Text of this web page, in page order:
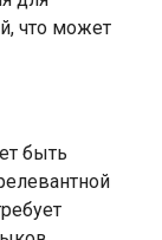
что может
быть